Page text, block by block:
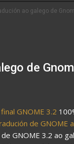
ao galego de
de
GNOME 3.2
de GNOME
GNOME 3.2 ao